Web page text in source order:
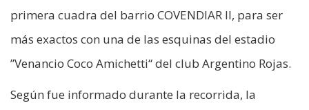
primera cuadra del barrio COVENDIAR II, para ser
más exactos con una de las esquinas del estadio
”Venancio Coco Amichetti“ del club Argentino Rojas.
Según fue informado durante la recorrida, la